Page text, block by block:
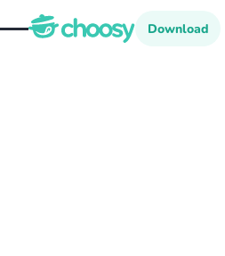
Download
Download